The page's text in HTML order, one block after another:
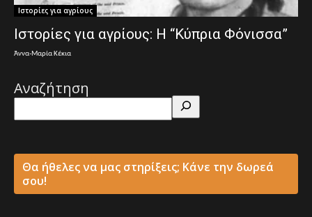
Ιστορίες για αγρίους
Ιστορίες για αγρίους: Η “Κύπρια Φόνισσα”
Άννα-Μαρία Κέκια
Αναζήτηση
Θα ήθελες να μας στηρίξεις; Κάνε την δωρεά
σου!